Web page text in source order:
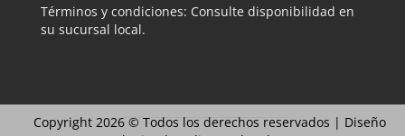
Términos y condiciones: Consulte disponibilidad en
su sucursal local.
Copyright 2026 © Todos los derechos reservados | Diseño